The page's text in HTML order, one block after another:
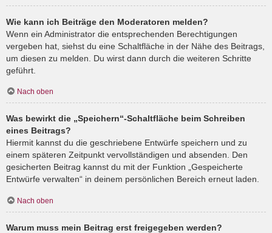
Wie kann ich Beiträge den Moderatoren melden?
Wenn ein Administrator die entsprechenden Berechtigungen
vergeben hat, siehst du eine Schaltfläche in der Nähe des Beitrags,
um diesen zu melden. Du wirst dann durch die weiteren Schritte
geführt.
Nach oben
Was bewirkt die „Speichern“-Schaltfläche beim Schreiben
eines Beitrags?
Hiermit kannst du die geschriebene Entwürfe speichern und zu
einem späteren Zeitpunkt vervollständigen und absenden. Den
gesicherten Beitrag kannst du mit der Funktion „Gespeicherte
Entwürfe verwalten“ in deinem persönlichen Bereich erneut laden.
Nach oben
Warum muss mein Beitrag erst freigegeben werden?